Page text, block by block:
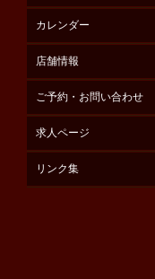
カレンダー
店舗情報
ご予約・お問い合わせ
求人ページ
リンク集